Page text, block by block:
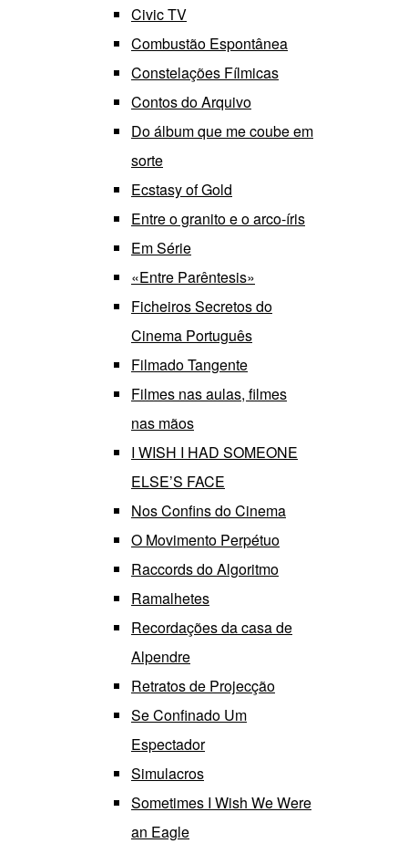
Civic TV
Combustão Espontânea
Constelações Fílmicas
Contos do Arquivo
Do álbum que me coube em
sorte
Ecstasy of Gold
Entre o granito e o arco-íris
Em Série
«Entre Parêntesis»
Ficheiros Secretos do
Cinema Português
Filmado Tangente
Filmes nas aulas, filmes
nas mãos
I WISH I HAD SOMEONE
ELSE’S FACE
Nos Confins do Cinema
O Movimento Perpétuo
Raccords do Algoritmo
Ramalhetes
Recordações da casa de
Alpendre
Retratos de Projecção
Se Confinado Um
Espectador
Simulacros
Sometimes I Wish We Were
an Eagle